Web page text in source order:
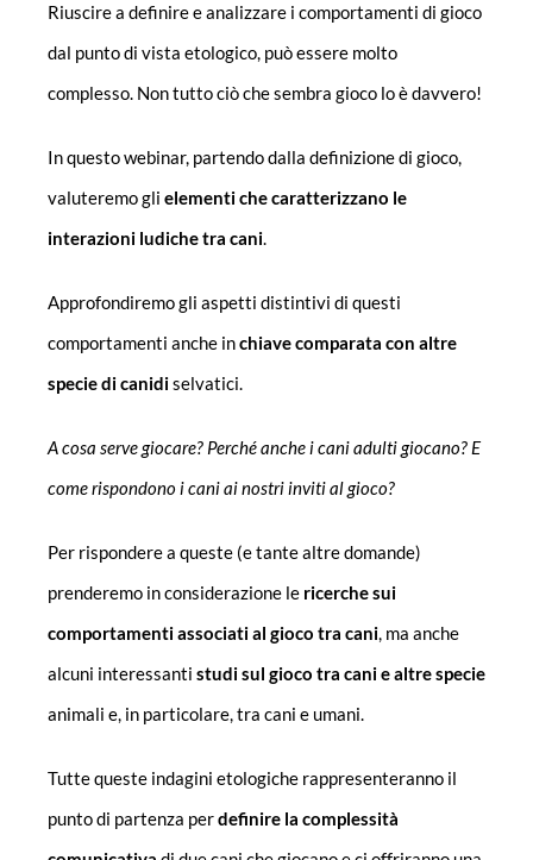
Riuscire a definire e analizzare i comportamenti di gioco
dal punto di vista etologico, può essere molto
complesso. Non tutto ciò che sembra gioco lo è davvero!
In questo webinar, partendo dalla definizione di gioco,
valuteremo gli elementi che caratterizzano le
interazioni ludiche tra cani.
Approfondiremo gli aspetti distintivi di questi
comportamenti anche inchiave comparata con altre
specie di canidiselvatici.
A cosa serve giocare? Perché anche i cani adulti giocano? E
come rispondono i cani ai nostri inviti al gioco?
Per rispondere a queste (e tante altre domande)
prenderemo in considerazione le ricerche sui
comportamenti associati al gioco tra cani, ma anche
alcuni interessanti studi sul gioco tra cani e altre specie
animali e, in particolare, tra cani e umani.
Tutte queste indagini etologiche rappresenteranno il
punto di partenza perdefinire la complessità